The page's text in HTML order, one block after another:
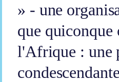
» - une
que
l'Afrique : une